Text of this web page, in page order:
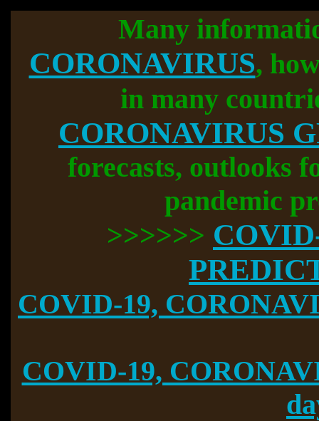
Many
CORONAVIRUS,
in many
CORONAVIRUS
forecasts, outlooks
pandemic
>>>>>>
COVID-19,
COVID-19,